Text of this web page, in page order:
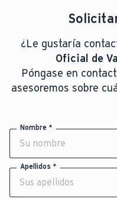
¿Le gustaría
Oficial de
Póngase en
asesoremos sobre
Nombre *
Apellidos *